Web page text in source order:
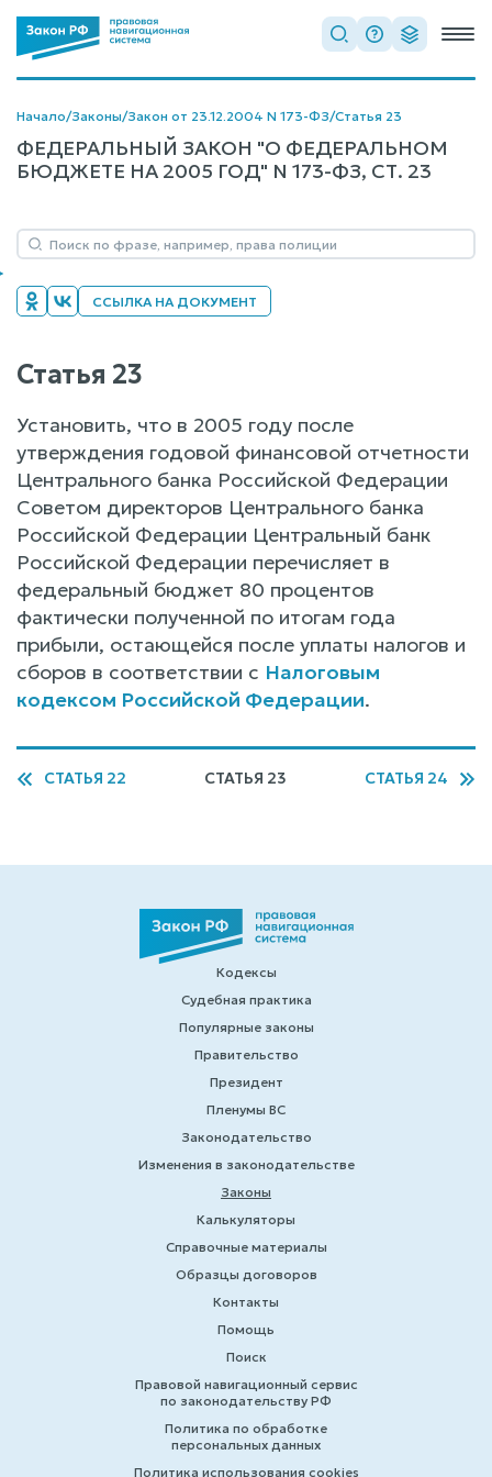
Начало/Законы/Закон от 23.12.2004 N 173-ФЗ/Статья 23
ФЕДЕРАЛЬНЫЙ ЗАКОН "О ФЕДЕРАЛЬНОМ
БЮДЖЕТЕ НА 2005 ГОД" N 173-ФЗ, СТ. 23
ССЫЛКА НА ДОКУМЕНТ
Статья 23
Установить, что в 2005 году после
утверждения годовой финансовой отчетности
Центрального банка Российской Федерации
Советом директоров Центрального банка
Российской Федерации Центральный банк
Российской Федерации перечисляет в
федеральный бюджет 80 процентов
фактически полученной по итогам года
прибыли, остающейся после уплаты налогов и
сборов в соответствии с Налоговым
кодексом Российской Федерации.
СТАТЬЯ 22 СТАТЬЯ 23 СТАТЬЯ 24
Кодексы
Судебная практика
Популярные законы
Правительство
Президент
Пленумы ВС
Законодательство
Изменения в законодательстве
Законы
Калькуляторы
Справочные материалы
Образцы договоров
Контакты
Помощь
Поиск
Правовой навигационный сервис
по законодательству РФ
Политика по обработке
персональных данных
Политика использования cookies